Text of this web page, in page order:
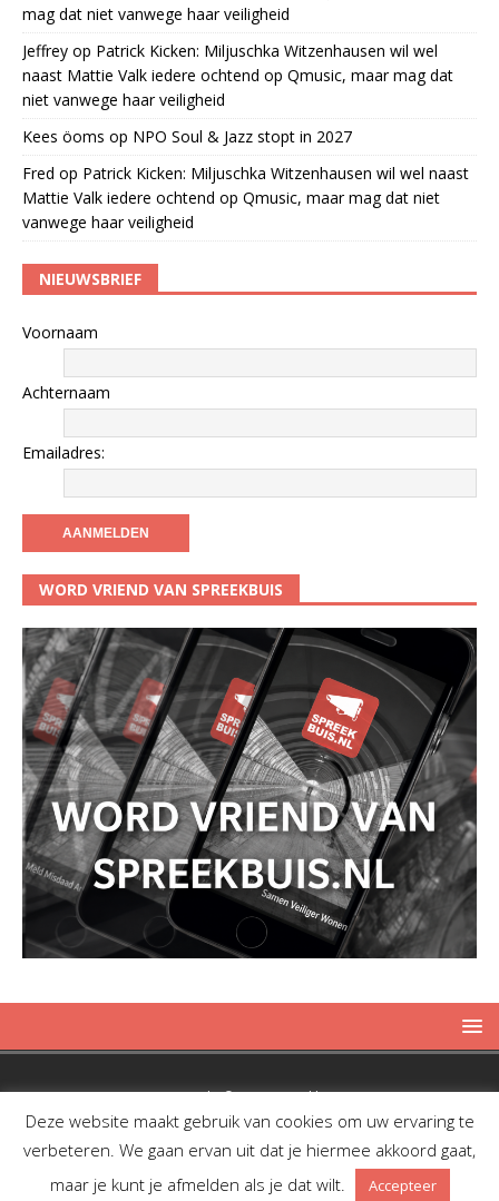
mag dat niet vanwege haar veiligheid
Jeffrey op Patrick Kicken: Miljuschka Witzenhausen wil wel
naast Mattie Valk iedere ochtend op Qmusic, maar mag dat
niet vanwege haar veiligheid
Kees öoms op NPO Soul & Jazz stopt in 2027
Fred op Patrick Kicken: Miljuschka Witzenhausen wil wel naast
Mattie Valk iedere ochtend op Qmusic, maar mag dat niet
vanwege haar veiligheid
NIEUWSBRIEF
Voornaam
Achternaam
Emailadres:
WORD VRIEND VAN SPREEKBUIS
Copyright © 2019 Spreekbuis
Deze website maakt gebruik van cookies om uw ervaring te
verbeteren. We gaan ervan uit dat je hiermee akkoord gaat,
maar je kunt je afmelden als je dat wilt.
Accepteer